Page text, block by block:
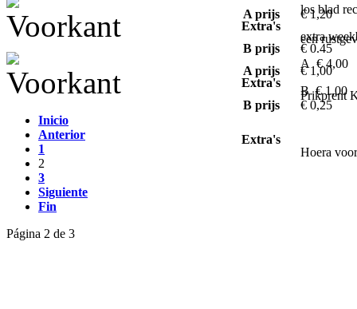
los blad
extra
A € 4,00
B € 1,00
Extra's
een
A prijs € 1,20
B prijs € 0.45
Extra's
Prikprent
A prijs € 1,00
B prijs € 0,25
Extra's
Hoera
Inicio
Anterior
1
2
3
Siguiente
Fin
Página 2 de 3